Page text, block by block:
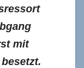
mit